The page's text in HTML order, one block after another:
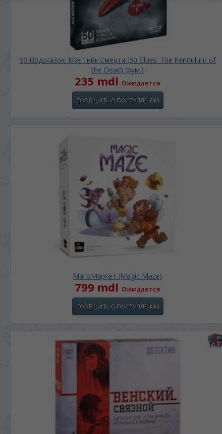
50 Подсказок: Маятник Смерти (50 Clues: The Pendulum of
the Dead) (рум.)
235 mdl Ожидается
СООБЩИТЬ О ПОСТУПЛЕНИИ
МагоМаркет (Magic Maze)
799 mdl Ожидается
СООБЩИТЬ О ПОСТУПЛЕНИИ